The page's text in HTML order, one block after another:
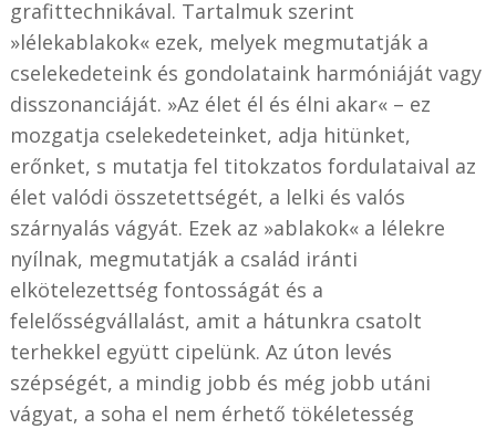
grafittechnikával. Tartalmuk szerint
»lélekablakok« ezek, melyek megmutatják a
cselekedeteink és gondolataink harmóniáját vagy
disszonanciáját. »Az élet él és élni akar« – ez
mozgatja cselekedeteinket, adja hitünket,
erőnket, s mutatja fel titokzatos fordulataival az
élet valódi összetettségét, a lelki és valós
szárnyalás vágyát. Ezek az »ablakok« a lélekre
nyílnak, megmutatják a család iránti
elkötelezettség fontosságát és a
felelősségvállalást, amit a hátunkra csatolt
terhekkel együtt cipelünk. Az úton levés
szépségét, a mindig jobb és még jobb utáni
vágyat, a soha el nem érhető tökéletesség